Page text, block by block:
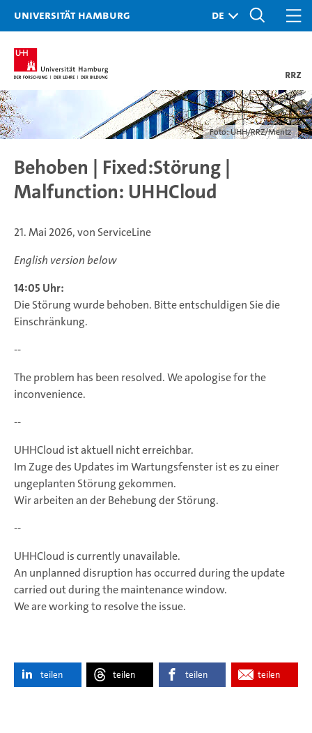
Universität Hamburg
RRZ
Foto: UHH/RRZ/Mentz
Behoben | Fixed:Störung |
Malfunction: UHHCloud
21. Mai 2026, von ServiceLine
English version below
14:05 Uhr:
Die Störung wurde behoben. Bitte entschuldigen Sie die
Einschränkung.
--
The problem has been resolved. We apologise for the
inconvenience.
--
UHHCloud ist aktuell nicht erreichbar.
Im Zuge des Updates im Wartungsfenster ist es zu einer
ungeplanten Störung gekommen.
Wir arbeiten an der Behebung der Störung.
--
UHHCloud is currently unavailable.
An unplanned disruption has occurred during the update
carried out during the maintenance window.
We are working to resolve the issue.
teilen teilen teilen teilen